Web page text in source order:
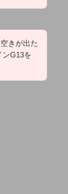
きが出た
ンG13を